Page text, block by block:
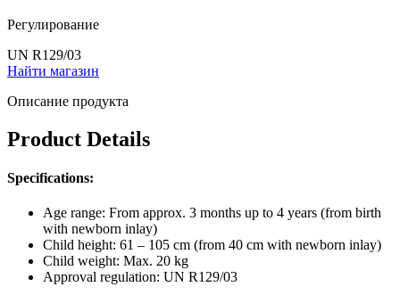
Регулирование
UN R129/03
Найти магазин
Описание продукта
Product Details
Specifications:
Age range: From approx. 3 months up to 4 years (from birth
with newborn inlay)
Child height: 61 – 105 cm (from 40 cm with newborn inlay)
Child weight: Max. 20 kg
Approval regulation: UN R129/03